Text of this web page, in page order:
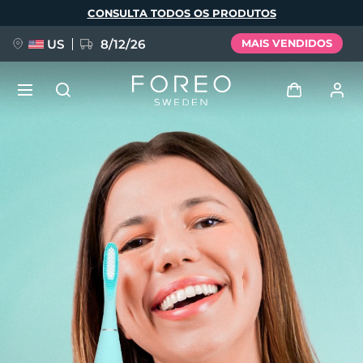
principal
CONSULTA TODOS OS PRODUTOS
US 8/12/26 MAIS VENDIDOS
Perfil de usuário
Meus aparelhos
Meus pedidos
Meus endereços
As minhas subscrições
NOVIDADE
FAQ™ Pure Beauty-Tech Elixir
BREAKING NEWS
issa™ Teeth Whitening Set
Deutsch
Español
Français
Italiano
Português
Svenska
Русский
简体中文 繁體中文